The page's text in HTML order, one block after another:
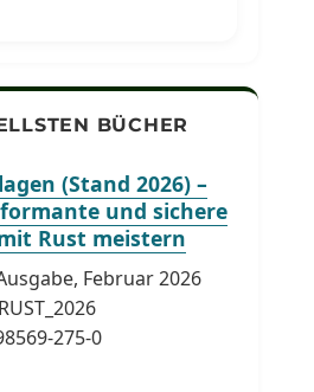
BÜCHER
(Stand 2026) –
und sichere
Rust meistern
Februar 2026
275-0